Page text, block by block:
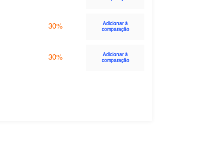
30%
Adicionar à
comparação
30%
Adicionar à
comparação